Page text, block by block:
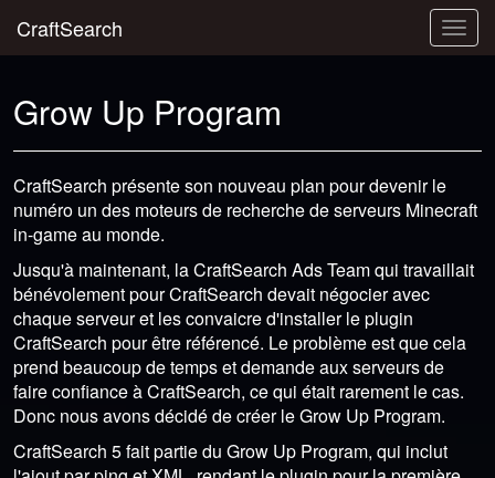
CraftSearch
Grow Up Program
CraftSearch présente son nouveau plan pour devenir le
numéro un des moteurs de recherche de serveurs Minecraft
in-game au monde.
Jusqu'à maintenant, la CraftSearch Ads Team qui travaillait
bénévolement pour CraftSearch devait négocier avec
chaque serveur et les convaicre d'installer le plugin
CraftSearch pour être référencé. Le problème est que cela
prend beaucoup de temps et demande aux serveurs de
faire confiance à CraftSearch, ce qui était rarement le cas.
Donc nous avons décidé de créer le Grow Up Program.
CraftSearch 5 fait partie du Grow Up Program, qui inclut